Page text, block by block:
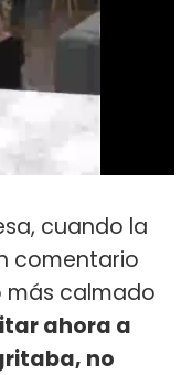
cuando la
comentario
más calmado
ahora a
no